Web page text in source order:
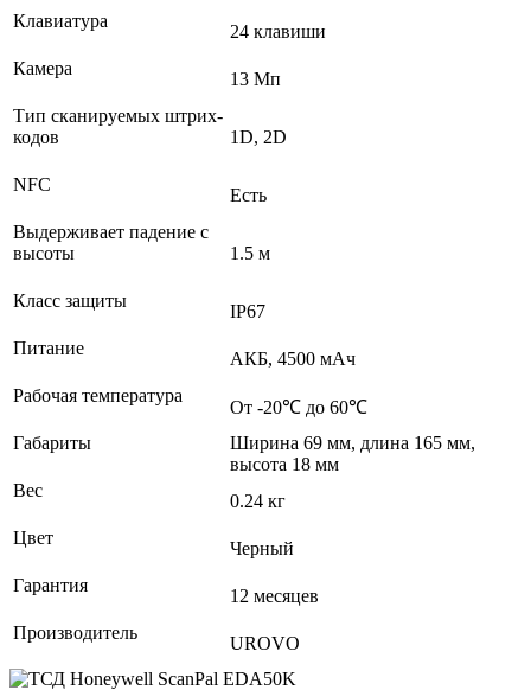
Клавиатура
24 клавиши
Камера
13 Мп
Тип сканируемых штрих-
кодов
1D, 2D
NFC
Есть
Выдерживает падение с
высоты
1.5 м
Класс защиты
IP67
Питание
АКБ, 4500 мАч
Рабочая температура
От -20℃ до 60℃
Габариты
Ширина 69 мм, длина 165 мм,
высота 18 мм
Вес
0.24 кг
Цвет
Черный
Гарантия
12 месяцев
Производитель
UROVO